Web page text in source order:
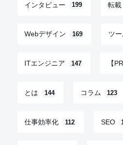
インタビュー 199 転載
Webデザイン 169 ツ
ITエンジニア 147 【PR
とは 144 コラム 123
仕事効率化 112 SEO